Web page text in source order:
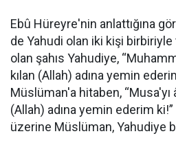
Ebû Hüreyre'nin anlattığına
de Yahudi olan iki kişi birbiriyle
olan şahıs Yahudiye,
kılan (Allah) adına yemin
Müslüman'a hitaben,
(Allah) adına yemin ederim
üzerine Müslüman, Yahudiye